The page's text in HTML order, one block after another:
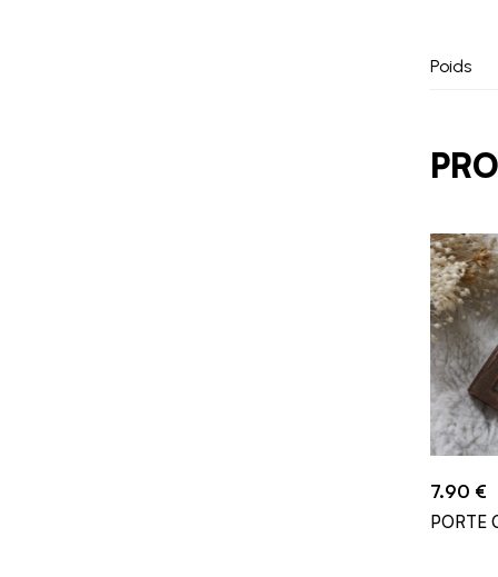
Poids
7.90 €
PORTE